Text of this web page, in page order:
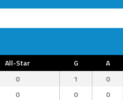
All-Star G A
0 1 0
0 0 0